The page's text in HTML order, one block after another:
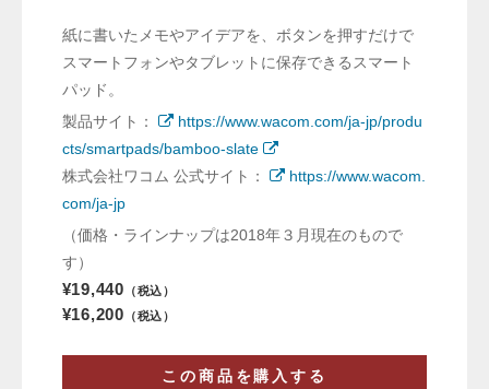
紙に書いたメモやアイデアを、ボタンを押すだけで
スマートフォンやタブレットに保存できるスマート
パッド。
製品サイト：
https://www.wacom.com/ja-jp/produ
cts/smartpads/bamboo-slate
株式会社ワコム 公式サイト：
https://www.wacom.
com/ja-jp
（価格・ラインナップは2018年３月現在のもので
す）
¥19,440 （税込）
¥16,200 （税込）
この商品を購入する